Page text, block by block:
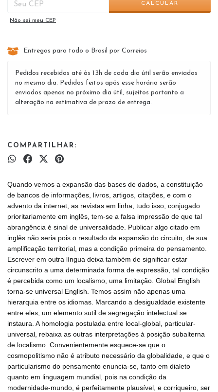
CALCULAR
Não sei meu CEP
Entregas para todo o Brasil por Correios
Pedidos recebidos até às 13h de cada dia útil serão enviados
no mesmo dia. Pedidos feitos após esse horário serão
enviados apenas no próximo dia útil, sujeitos portanto a
alteração na estimativa de prazo de entrega.
COMPARTILHAR:
Quando vemos a expansão das bases de dados, a constituição
de bancos de informações, livros, artigos, citações, e com o
advento da internet, as revistas em linha, tudo isso, conjugado
prioritariamente em inglês, tem-se a falsa impressão de que tal
abrangência é sinal de universalidade. Publicar algo citado em
inglês não seria pois o resultado da expansão do circuito, de sua
amplificação territorial, mas a condição primeira do pensamento.
Escrever em outra língua deixa também de significar estar
circunscrito a uma determinada forma de expressão, tal condição
é percebida como um localismo, uma limitação. Global English
torna-se universal English. Temos assim não apenas uma
hierarquia entre os idiomas. Marcando a desigualdade existente
entre eles, um elemento sutil de segregação intelectual se
instaura. A homologia postulada entre local-global, particular-
universal, rebaixa as outras interpretações à posição subalterna
de localismo. Convenientemente esquece-se que o
cosmopolitismo não é atributo necessário da globalidade, e que o
particularismo do pensamento enuncia-se, tanto em dialeto
quanto em linguagem mundial, pois na condição da
modernidade-mundo, é perfeitamente plausível, e corriqueiro, ser